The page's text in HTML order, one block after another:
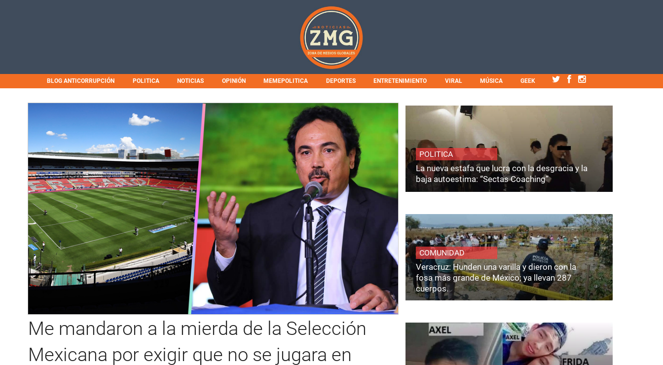
BLOG ANTICORRUPCIÓN POLITICA NOTICIAS OPINIÓN MEMEPOLITICA DEPORTES ENTRETENIMIENTO VIRAL MÚSICA GEEK
Me mandaron a la mierda de la Selección
Mexicana por exigir que no se jugara en
POLITICA
La nueva estafa que lucra con la desgracia y la
baja autoestima: “Sectas Coaching”
COMUNIDAD
Veracruz: Hunden una varilla y dieron con la
fosa más grande de México; ya llevan 287
cuerpos.